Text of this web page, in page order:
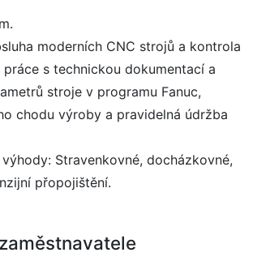
moderních CNC strojů a kontrola
s technickou dokumentací a
stroje v programu Fanuc,
chodu výroby a pravidelná údržba
Stravenkovné, docházkovné,
přopojištění.